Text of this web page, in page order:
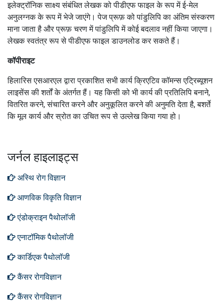
इलेक्ट्रॉनिक साक्ष्य संबंधित लेखक को पीडीएफ फाइल के रूप में ई-मेल
अनुलग्नक के रूप में भेजे जाएंगे।पेज प्रूफ़ को पांडुलिपि का अंतिम संस्करण
माना जाता है और प्रूफ़ चरण में पांडुलिपि में कोई बदलाव नहीं किया जाएगा।
लेखक स्वतंत्र रूप से पीडीएफ फाइल डाउनलोड कर सकते हैं।
कॉपीराइट
हिलारिस एसआरएल द्वारा प्रकाशित सभी कार्य क्रिएटिव कॉमन्स एट्रिब्यूशन
लाइसेंस की शर्तों के अंतर्गत हैं।यह किसी को भी कार्य की प्रतिलिपि बनाने,
वितरित करने, संचारित करने और अनुकूलित करने की अनुमति देता है, बशर्ते
कि मूल कार्य और स्रोत का उचित रूप से उल्लेख किया गया हो।
जर्नल हाइलाइट्स
अस्थि रोग विज्ञान
आणविक विकृति विज्ञान
एंडोक्राइन पैथोलॉजी
एनाटॉमिक पैथोलॉजी
कार्डिएक पैथोलॉजी
कैंसर रोगविज्ञान
कैंसर रोगविज्ञान